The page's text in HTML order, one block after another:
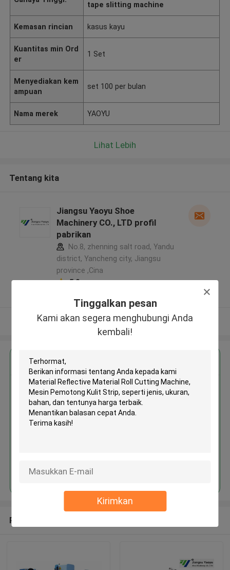
Tinggalkan pesan
Kami akan segera menghubungi Anda
kembali!
Kirimkan
tape slitting machine
Kemasan rincian kasus kayu
Kuantitas min Ord
er
1 Set
Menyediakan kem
ampuan
set 100 per bulan
Nama merek YAOYU
Lihat Lebih
Tentang kita
Jiangsu Yaoyu Shoe
Machinery CO., LTD profil
pabrikan
No.8, zhenning salt road, Yandu
district, Yancheng city, Jiangsu
province ,Cina
5.0
Lihat Lebih
Dapatkan Harga Terbaik untuk
Material Reflective Material Roll
Cutting Machine, Mesin
Pemotong Kulit Strip
Rekomendasi Produk